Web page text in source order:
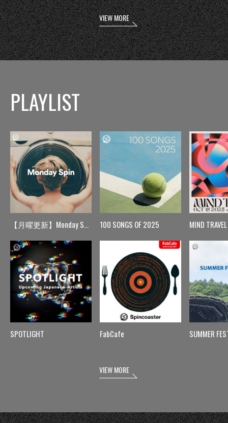
VIEW MORE
PLAYLIST
【月曜更新】Monday Spin
SPOTLIGHT
100 SONGS OF 2025
FabCafe
MIND TRAVEL
SUMMER
VIEW MORE